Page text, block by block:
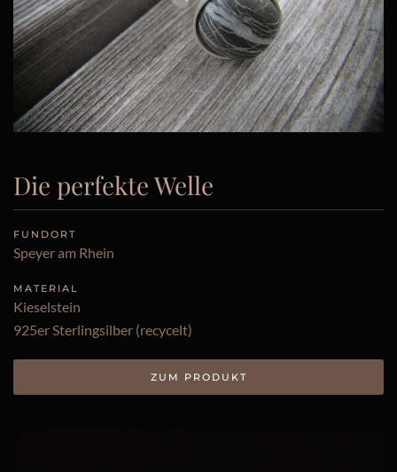
Die perfekte Welle
FUNDORT
Speyer am Rhein
MATERIAL
Kieselstein
925er Sterlingsilber (recycelt)
ZUM PRODUKT